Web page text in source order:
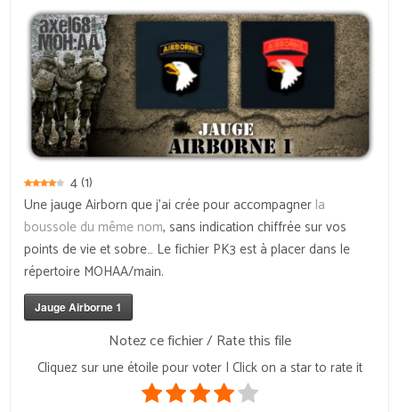
4(1)
Une jauge Airborn que j’ai crée pour accompagner la
boussole du même nom, sans indication chiffrée sur vos
points de vie et sobre… Le fichier PK3 est à placer dans le
répertoire MOHAA/main.
Jauge Airborne 1
Notez ce fichier / Rate this file
Cliquez sur une étoile pour voter | Click on a star to rate it